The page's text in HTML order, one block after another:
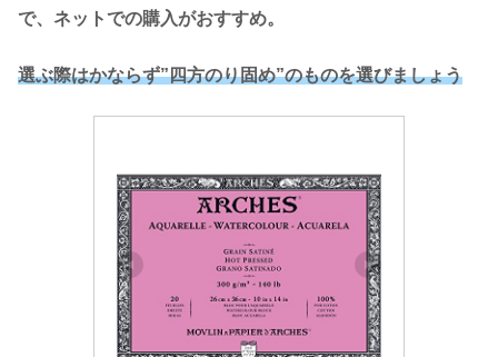
で、ネットでの購入がおすすめ。
選ぶ際はかならず”四方のり固め”のものを選びましょう